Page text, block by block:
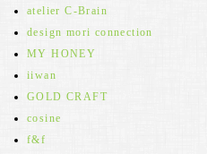
atelier C-Brain
design mori connection
MY HONEY
iiwan
GOLD CRAFT
cosine
f&f